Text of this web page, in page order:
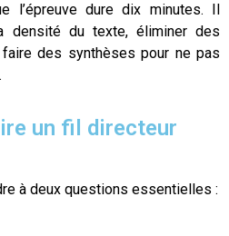
l’épreuve dure dix minutes. Il
densité du texte, éliminer des
des synthèses pour ne pas
un fil directeur
à deux questions essentielles :